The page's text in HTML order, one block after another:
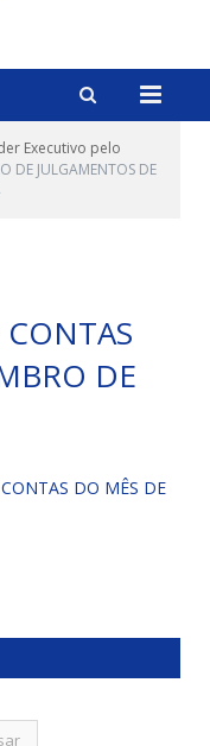
Executivo pelo
DE JULGAMENTOS DE
DE
DO MÊS DE